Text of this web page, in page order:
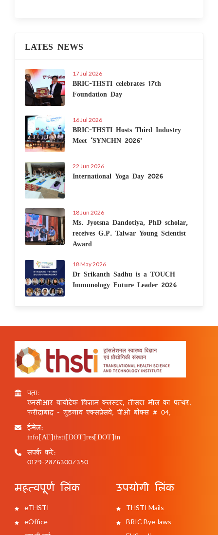
LATES NEWS
17 Jul 2026
BRIC-THSTI celebrates 17th
Foundation Day
16 Jul 2026
BRIC-THSTI Hosts Third Industry
Meet ‘SYNCHN 2026’
22 Jun 2026
International Yoga Day 2026
18 Jun 2026
Ms. Jyotsna Dandotiya, PhD scholar,
receives G.P. Talwar Young Scientist
Award
18 May 2026
Dr Srikanth Sadhu is a TOUCH
Immunology Future Leader 2026
पता:
एनसीआर बायोटेक विज्ञान क्लस्टर, तीसरा मील का पत्थर,
फरीदाबाद - गुड़गांव एक्सप्रेसवे, पीओ बॉक्स # 04,
ईमेल:
info[AT]thsti[DOT]res[DOT]in
संपर्क करें:
0129-2876300/350
महत्वपूर्ण लिंक
eTHSTI
eOffice
उपयोगी लिंक
THSTI Mails
BRIC Bye-laws